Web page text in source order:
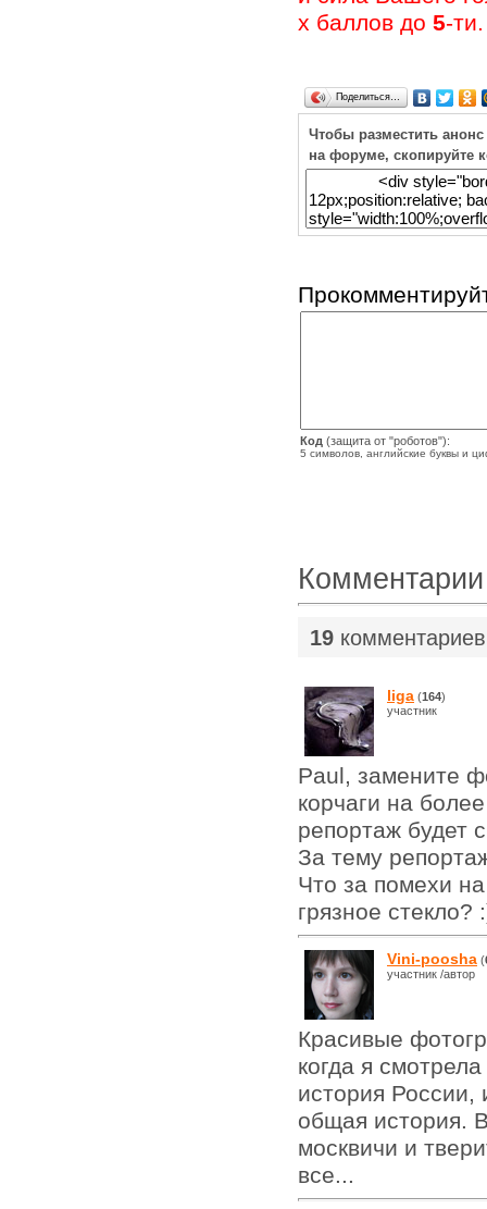
х баллов до 5-ти.
Поделиться…
Чтобы разместить
на форуме, скопируйте
Код (защита от "роботов"):
5 символов, английские буквы и
Комментарии
19
liga (164)
участник
Paul, замените
корчаги на
репортаж будет
За тему
Что за помехи
грязное стекло?
Vini-poosha (
участник /автор
Красивые
когда я
история России,
общая история.
москвичи и
все...